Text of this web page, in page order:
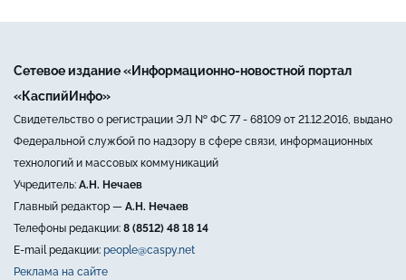
Сетевое издание «Информационно-новостной портал
«КаспийИнфо»
Свидетельство о регистрации ЭЛ № ФС 77 - 68109 от 21.12.2016, выдано
Федеральной службой по надзору в сфере связи, информационных
технологий и массовых коммуникаций
Учредитель: А.Н. Нечаев
Главный редактор — А.Н. Нечаев
Телефоны редакции: 8 (8512) 48 18 14
E-mail редакции: people@caspy.net
Реклама на сайте